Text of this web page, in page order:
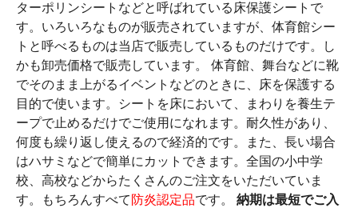
ターポリンシートなどと呼ばれている床保護シートで
す。いろいろなものが販売されていますが、体育館シー
トと呼べるものは当店で販売しているものだけです。し
かも卸売価格で販売しています。 体育館、舞台などに靴
でそのまま上がるイベントなどのときに、床を保護する
目的で使います。シートを床において、まわりを養生テ
ープで止めるだけでご使用になれます。耐久性があり、
何度も繰り返し使えるので経済的です。また、長い場合
はハサミなどで簡単にカットできます。全国の小中学
校、高校などからたくさんのご注文をいただいていま
す。もちろんすべて 防炎認定品です。 納期は最短でご入